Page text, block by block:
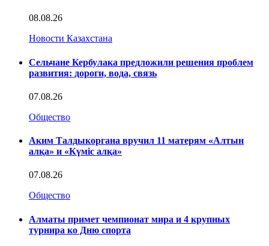
08.08.26
Новости Казахстана
Сельчане Кербулака предложили решения проблем
развития: дороги, вода, связь
07.08.26
Общество
Аким Талдыкоргана вручил 11 матерям «Алтын
алқа» и «Күміс алқа»
07.08.26
Общество
Алматы примет чемпионат мира и 4 крупных
турнира ко Дню спорта